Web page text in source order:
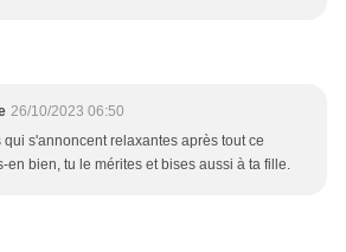
26/10/2023 06:50
qui s'annoncent relaxantes après tout ce
en bien, tu le mérites et bises aussi à ta fille.